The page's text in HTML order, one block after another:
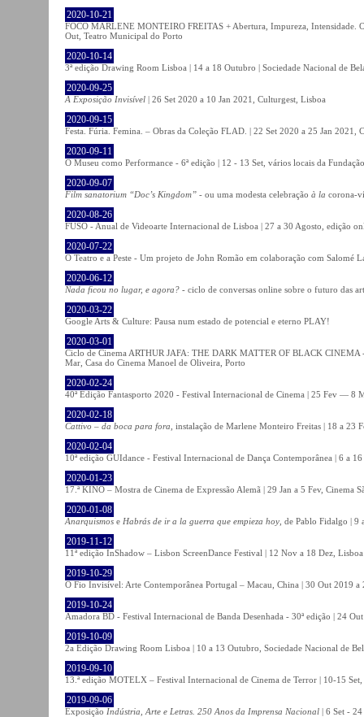
2020-10-21
FOCO MARLENE MONTEIRO FREITAS + Abertura, Impureza, Intensidade.
Out, Teatro Municipal do Porto
2020-10-14
3ª edição Drawing Room Lisboa | 14 a 18 Outubro | Sociedade Nacional de
2020-09-25
A Exposição Invisível | 26 Set 2020 a 10 Jan 2021, Culturgest, Lisboa
2020-09-15
Festa. Fúria. Femina. – Obras da Coleção FLAD. | 22 Set 2020 a 25 Jan
2020-09-11
O Museu como Performance - 6ª edição | 12 - 13 Set, vários locais da
2020-09-07
Film sanatorium “Doc’s Kingdom” - ou uma modesta celebração à la corona-
2020-08-26
FUSO - Anual de Videoarte Internacional de Lisboa | 27 a 30 Agosto, edição
2020-07-22
O Teatro e a Peste - Um projeto de John Romão em colaboração com Salomé
2020-06-12
Nada ficou no lugar, e agora? - ciclo de conversas online sobre o futuro das
2020-03-22
Google Arts & Culture: Pausa num estado de potencial e eterno PLAY!
2020-03-01
Ciclo de Cinema ARTHUR JAFA: THE DARK MATTER OF BLACK
Mar, Casa do Cinema Manoel de Oliveira, Porto
2020-02-24
40ª Edição Fantasporto 2020 - Festival Internacional de Cinema | 25 Fev — 8
2020-02-18
Cattivo – da boca para fora , instalação de Marlene Monteiro Freitas | 18 a
2020-02-04
10ª edição GUIdance - Festival Internacional de Dança Contemporânea | 6 a
2020-01-23
17.ª KINO – Mostra de Cinema de Expressão Alemã | 29 Jan a 5 Fev, Cinema
2020-01-08
Anarquismos e Habrás de ir a la guerra que empieza hoy , de Pablo Fidalgo |
2019-11-12
11ª edição InShadow – Lisbon ScreenDance Festival | 12 Nov a 18 Dez, Lisboa
2019-10-29
O Fio Invisível: Arte Contemporânea Portugal – Macau, China | 30 Out 2019
2019-10-24
Amadora BD - Festival Internacional de Banda Desenhada - 30ª edição | 24
2019-10-09
2a Edição Drawing Room Lisboa | 10 a 13 Outubro, Sociedade Nacional de
2019-09-10
13.ª edição MOTELX – Festival Internacional de Cinema de Terror | 10-15
2019-09-06
Exposição Indústria, Arte e Letras. 250 Anos da Imprensa Nacional | 6 Set -